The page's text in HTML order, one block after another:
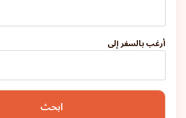
النمسا
الترتيب: 6
أرغب بالسفر إلى
ابحث